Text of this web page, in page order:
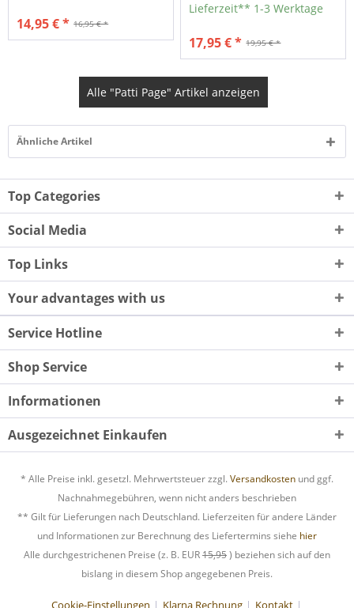
16,95 € *
14,95 € *
Lieferzeit** 1-3 Werktage
19,95 € *
17,95 € *
Alle "Patti Page" Artikel anzeigen
Ähnliche Artikel
Top Categories
Social Media
Top Links
Your advantages with us
Service Hotline
Shop Service
Informationen
Ausgezeichnet Einkaufen
* Alle Preise inkl. gesetzl. Mehrwertsteuer zzgl. Versandkosten und ggf.
Nachnahmegebühren, wenn nicht anders beschrieben
** Gilt für Lieferungen nach Deutschland. Lieferzeiten für andere Länder
und Informationen zur Berechnung des Liefertermins siehe hier
Alle durchgestrichenen Preise (z. B. EUR15,95) beziehen sich auf den
bislang in diesem Shop angegebenen Preis.
Cookie-Einstellungen Klarna Rechnung Kontakt